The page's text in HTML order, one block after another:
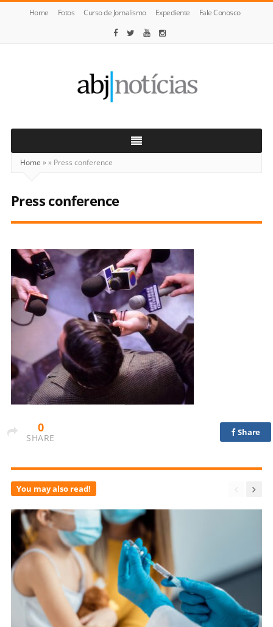
Home Fotos Curso de Jornalismo Expediente Fale Conosco
Notícias
Home »» Press conference
Press conference
0
SHARE
Share
You may also read!